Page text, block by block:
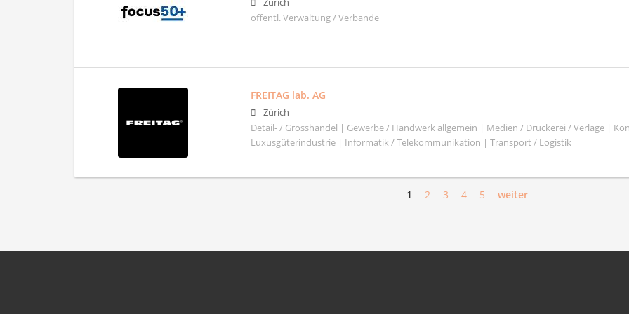
öffentl. Verwaltung / Verbände
FREITAG lab. AG
Zürich
Detail- / Grosshandel | Gewerbe / Handwerk allgemein | Medien / Druckerei / Verlage |
Luxusgüterindustrie | Informatik / Telekommunikation | Transport / Logistik
1 2 3 4 5 weiter